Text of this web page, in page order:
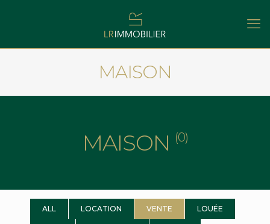
MAISON
MAISON (0)
ALL LOCATION VENTE LOUÉE